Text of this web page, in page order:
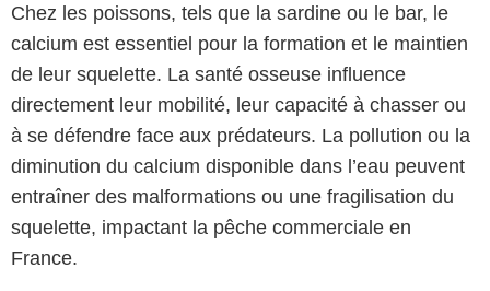
Chez les poissons, tels que la sardine ou le bar, le
calcium est essentiel pour la formation et le maintien
de leur squelette. La santé osseuse influence
directement leur mobilité, leur capacité à chasser ou
à se défendre face aux prédateurs. La pollution ou la
diminution du calcium disponible dans l’eau peuvent
entraîner des malformations ou une fragilisation du
squelette, impactant la pêche commerciale en
France.